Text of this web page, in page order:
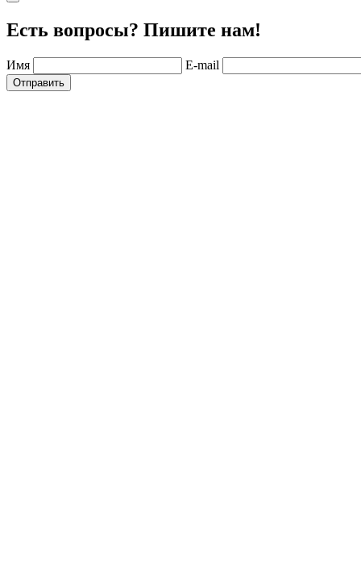
Есть вопросы? Пишите нам!
Имя E-mail